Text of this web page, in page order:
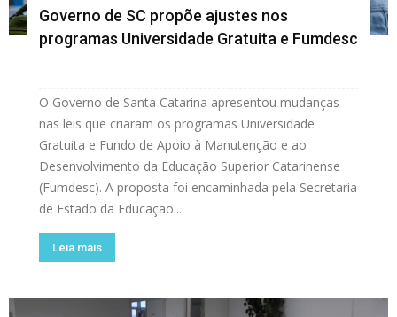
Governo de SC propõe ajustes nos
programas Universidade Gratuita e Fumdesc
O Governo de Santa Catarina apresentou mudanças
nas leis que criaram os programas Universidade
Gratuita e Fundo de Apoio à Manutenção e ao
Desenvolvimento da Educação Superior Catarinense
(Fumdesc). A proposta foi encaminhada pela Secretaria
de Estado da Educação...
Leia mais